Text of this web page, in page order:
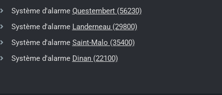
Système d'alarme Questembert (56230)
Système d'alarme Landerneau (29800)
Système d'alarme Saint-Malo (35400)
Système d'alarme Dinan (22100)